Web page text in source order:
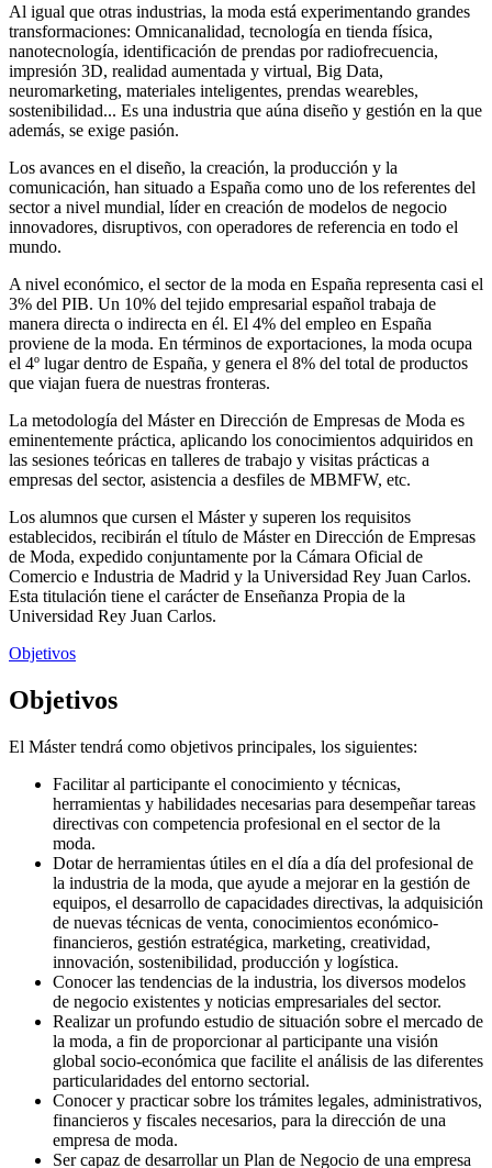
Al igual que otras industrias, la moda está experimentando grandes
transformaciones: Omnicanalidad, tecnología en tienda física,
nanotecnología, identificación de prendas por radiofrecuencia,
impresión 3D, realidad aumentada y virtual, Big Data,
neuromarketing, materiales inteligentes, prendas wearebles,
sostenibilidad... Es una industria que aúna diseño y gestión en la que
además, se exige pasión.
Los avances en el diseño, la creación, la producción y la
comunicación, han situado a España como uno de los referentes del
sector a nivel mundial, líder en creación de modelos de negocio
innovadores, disruptivos, con operadores de referencia en todo el
mundo.
A nivel económico, el sector de la moda en España representa casi el
3% del PIB. Un 10% del tejido empresarial español trabaja de
manera directa o indirecta en él. El 4% del empleo en España
proviene de la moda. En términos de exportaciones, la moda ocupa
el 4º lugar dentro de España, y genera el 8% del total de productos
que viajan fuera de nuestras fronteras.
La metodología del Máster en Dirección de Empresas de Moda es
eminentemente práctica, aplicando los conocimientos adquiridos en
las sesiones teóricas en talleres de trabajo y visitas prácticas a
empresas del sector, asistencia a desfiles de MBMFW, etc.
Los alumnos que cursen el Máster y superen los requisitos
establecidos, recibirán el título de Máster en Dirección de Empresas
de Moda, expedido conjuntamente por la Cámara Oficial de
Comercio e Industria de Madrid y la Universidad Rey Juan Carlos.
Esta titulación tiene el carácter de Enseñanza Propia de la
Universidad Rey Juan Carlos.
Objetivos
Objetivos
El Máster tendrá como objetivos principales, los siguientes:
Facilitar al participante el conocimiento y técnicas,
herramientas y habilidades necesarias para desempeñar tareas
directivas con competencia profesional en el sector de la
moda.
Dotar de herramientas útiles en el día a día del profesional de
la industria de la moda, que ayude a mejorar en la gestión de
equipos, el desarrollo de capacidades directivas, la adquisición
de nuevas técnicas de venta, conocimientos económico-
financieros, gestión estratégica, marketing, creatividad,
innovación, sostenibilidad, producción y logística.
Conocer las tendencias de la industria, los diversos modelos
de negocio existentes y noticias empresariales del sector.
Realizar un profundo estudio de situación sobre el mercado de
la moda, a fin de proporcionar al participante una visión
global socio-económica que facilite el análisis de las diferentes
particularidades del entorno sectorial.
Conocer y practicar sobre los trámites legales, administrativos,
financieros y fiscales necesarios, para la dirección de una
empresa de moda.
Ser capaz de desarrollar un Plan de Negocio de una empresa